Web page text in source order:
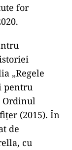
for
„Regele
pentru
Ordinul
(2015). În
de
cu